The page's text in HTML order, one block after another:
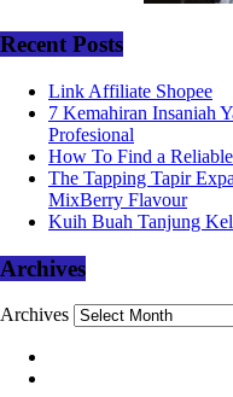
Recent Posts
Link Affiliate Shopee
7 Kemahiran Insaniah
Profesional
How To Find a
The Tapping Tapir
MixBerry Flavour
Kuih Buah Tanjung
Archives
Archives